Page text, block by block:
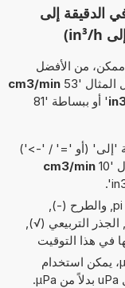
الدقيقة إلى
من الأفضل
'53
cm3/min
' أو ببساطة '81
'إلى' (أو '=' / '->')
cm3/min
العمليات البسيطة من الحسابات: pi (π), والطرح (-),
التربيعي (√),
بدلاً من الحرف اليوناني 'µ' (= micro)، يمكن استخدام